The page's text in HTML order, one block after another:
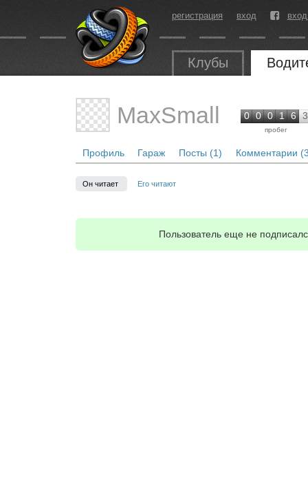
регистрация вход
Клубы
MaxSmall 0 0 0 1 6 3
пробег
Профиль Гараж Посты (1) Комментарии
Он читает Его читают
Пользователь еще не